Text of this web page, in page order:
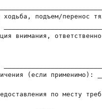
подъем/перенос
внимания,
(если применимо):
по месту